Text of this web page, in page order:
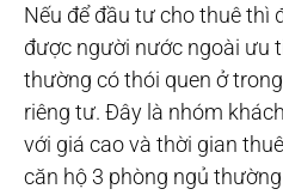
Nếu để đầu tư cho thuê thì
được người nước ngoài ưu
thường có thói quen ở
riêng tư. Đây là nhóm
với giá cao và thời gian
căn hộ 3 phòng ngủ